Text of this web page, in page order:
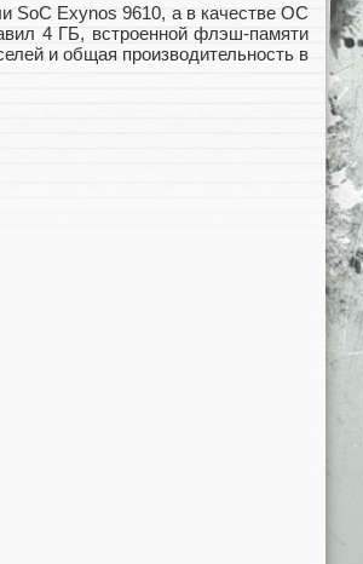
SoC Exynos 9610, а в качестве ОС
4 ГБ, встроенной флэш-памяти
и общая производительность в